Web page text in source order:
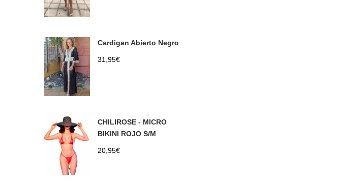
Cardigan Abierto Negro
31,95€
CHILIROSE - MICRO
BIKINI ROJO S/M
20,95€